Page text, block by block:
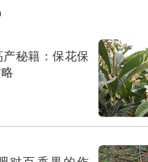
秘籍：保花保